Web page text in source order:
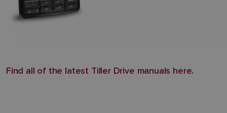
Find all of the latest Tiller Drive manuals here.